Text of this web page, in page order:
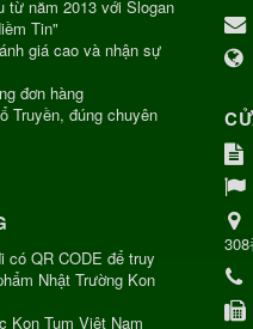
từ năm 2013 với Slogan
Tin"
giá cao và nhận sự
đơn hàng
Truyền, đúng chuyên
có QR CODE để truy
Nhật Trường Kon
Kon Tum Việt Nam